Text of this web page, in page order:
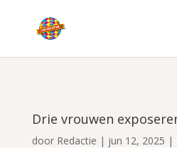
Drie vrouwen
door Redactie | jun 12, 2025 |